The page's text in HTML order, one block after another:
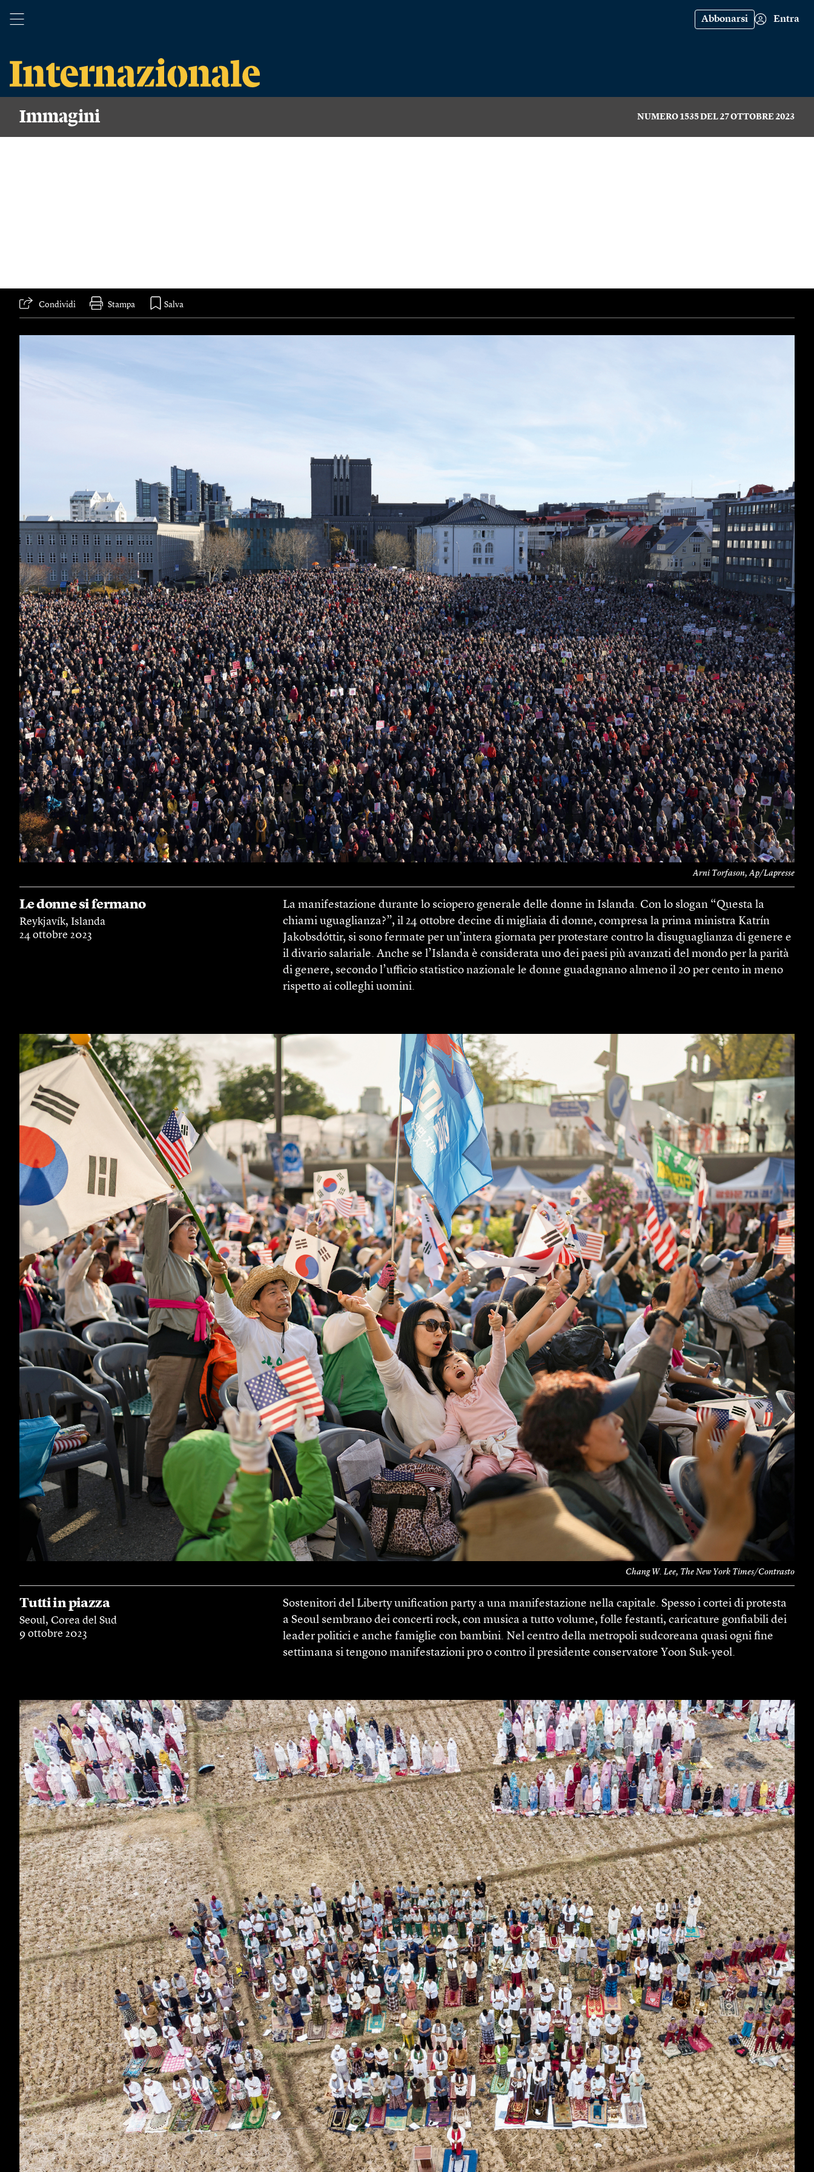
Abbonarsi Entra
Immagini NUMERO 1535 DEL 27 OTTOBRE 2023
Condividi Stampa
Arni Torfason, Ap/Lapresse
Le donne si fermano
Reykjavík, Islanda
24 ottobre 2023
La manifestazione durante lo sciopero generale delle donne in Islanda. Con lo slogan “Questa la
chiami uguaglianza?”, il 24 ottobre decine di migliaia di donne, compresa la prima ministra Katrín
Jakobsdóttir, si sono fermate per un’intera giornata per protestare contro la disuguaglianza di genere e
il divario salariale. Anche se l’Islanda è considerata uno dei paesi più avanzati del mondo per la parità
di genere, secondo l’ufficio statistico nazionale le donne guadagnano almeno il 20 per cento in meno
rispetto ai colleghi ­uomini.
Chang W. Lee, The New York Times/Contrasto
Tutti in piazza
Seoul, Corea del Sud
9 ottobre 2023
Sostenitori del Liberty unification party a una manifestazione nella capitale. Spesso i cortei di protesta
a Seoul sembrano dei concerti rock, con musica a tutto volume, folle festanti, caricature gonfiabili dei
leader politici e anche famiglie con bambini. Nel centro della metropoli sudcoreana quasi ogni fine
settimana si tengono manifestazioni pro o contro il presidente conservatore Yoon Suk-yeol.